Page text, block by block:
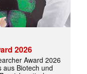
2026
Award 2026
aus Biotech und